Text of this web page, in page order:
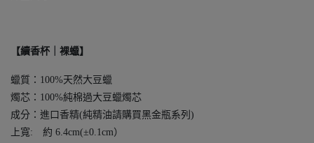
【續香杯｜裸蠟】
蠟質：100%天然大豆蠟
燭芯：100%純棉過大豆蠟燭芯
成分：進口香精(純精油請購買黑金瓶系列)
上寬: 約 6.4cm(±0.1cm）